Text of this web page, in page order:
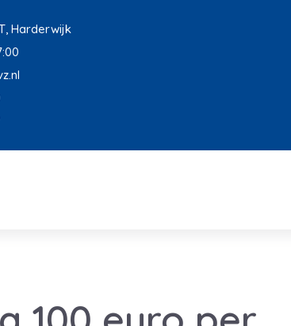
Harderwijk